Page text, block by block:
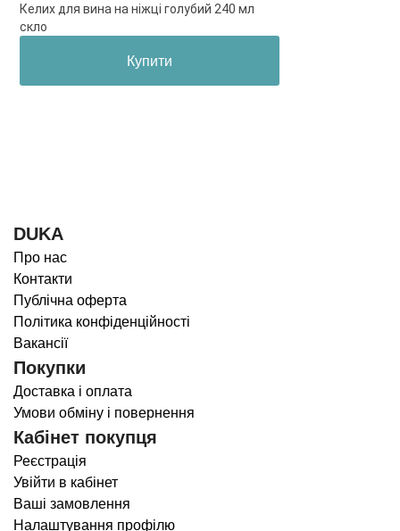
Келих для вина на ніжці голубий 240 мл
скло
Купити
DUKA
Про нас
Контакти
Публічна оферта
Політика конфіденційності
Вакансії
Покупки
Доставка і оплата
Умови обміну і повернення
Кабінет покупця
Реєстрація
Увійти в кабінет
Ваші замовлення
Налаштування профілю